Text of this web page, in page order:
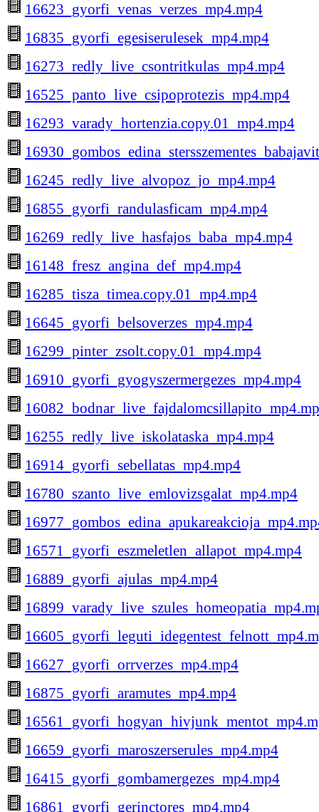
16623_gyorfi_venas_verzes_mp4.mp4
16835_gyorfi_egesiserulesek_mp4.mp4
16273_redly_live_csontritkulas_mp4.mp4
16525_panto_live_csipoprotezis_mp4.mp4
16293_varady_hortenzia.copy.01_mp4.mp4
16245_redly_live_alvopoz_jo_mp4.mp4
16855_gyorfi_randulasficam_mp4.mp4
16269_redly_live_hasfajos_baba_mp4.mp4
16148_fresz_angina_def_mp4.mp4
16285_tisza_timea.copy.01_mp4.mp4
16645_gyorfi_belsoverzes_mp4.mp4
16299_pinter_zsolt.copy.01_mp4.mp4
16910_gyorfi_gyogyszermergezes_mp4.mp4
16255_redly_live_iskolataska_mp4.mp4
16914_gyorfi_sebellatas_mp4.mp4
16780_szanto_live_emlovizsgalat_mp4.mp4
16571_gyorfi_eszmeletlen_allapot_mp4.mp4
16889_gyorfi_ajulas_mp4.mp4
16627_gyorfi_orrverzes_mp4.mp4
16875_gyorfi_aramutes_mp4.mp4
16659_gyorfi_maroszerserules_mp4.mp4
16415_gyorfi_gombamergezes_mp4.mp4
16861_gyorfi_gerinctores_mp4.mp4